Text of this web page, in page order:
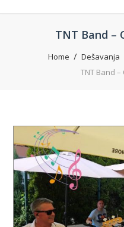
TNT Band –
Home Dešavanja
TNT Band –